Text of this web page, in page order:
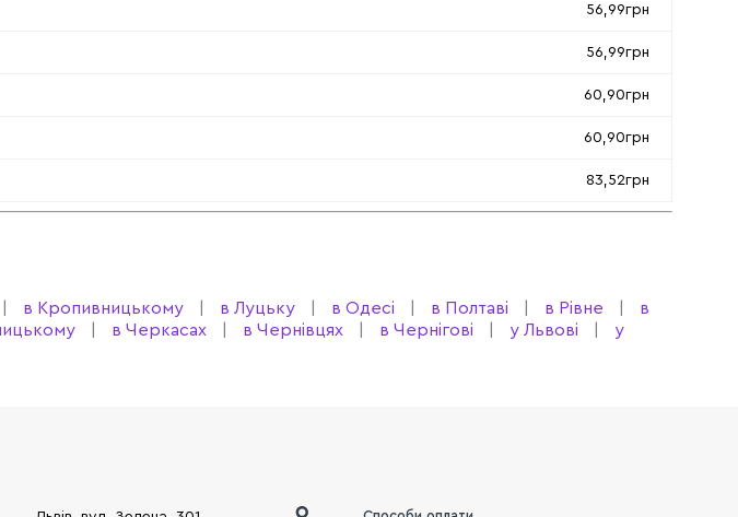
56,99грн
56,99грн
60,90грн
60,90грн
83,52грн
в Кропивницькому в Луцьку в Одесі в Полтаві в Рівне
в
в Черкасах в Чернівцях в Чернігові у Львові
у